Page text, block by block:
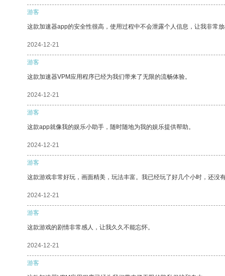
游客
这款加速器app的安全性很高，使用过程中不会泄露个人信息，让我非常
2024-12-21
游客
这款加速器VPM应用程序已经为我们带来了无限的流畅体验。
2024-12-21
游客
这款app就像我的娱乐小助手，随时随地为我的娱乐提供帮助。
2024-12-21
游客
这款游戏非常好玩，画面精美，玩法丰富。我已经玩了好几个小时，还没
2024-12-21
游客
这款游戏的剧情非常感人，让我久久不能忘怀。
2024-12-21
游客